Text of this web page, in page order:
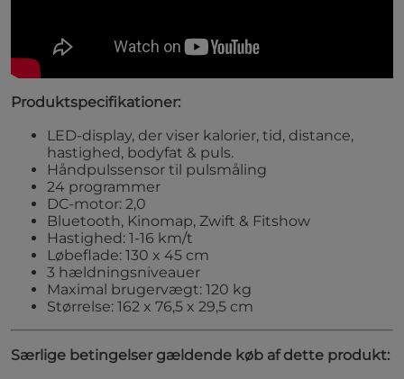
Produktspecifikationer:
LED-display, der viser kalorier, tid, distance,
hastighed, bodyfat & puls.
Håndpulssensor til pulsmåling
24 programmer
DC-motor: 2,0
Bluetooth, Kinomap, Zwift & Fitshow
Hastighed: 1-16 km/t
Løbeflade: 130 x 45 cm
3 hældningsniveauer
Maximal brugervægt: 120 kg
Størrelse: 162 x 76,5 x 29,5 cm
Særlige betingelser gældende køb af dette produkt: